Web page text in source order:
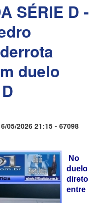
SÉRIE D -
duelo
05/2026 21:15 - 67098
No
duelo
direto
entre